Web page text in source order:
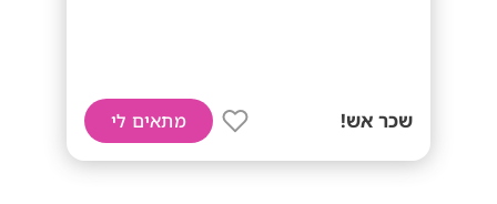
שכר אש! מתאים לי